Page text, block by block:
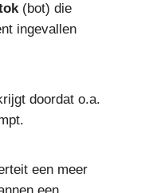
(bot) die
ingevallen
doordat o.a.
een meer